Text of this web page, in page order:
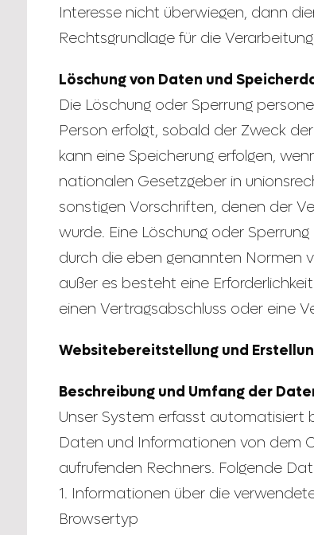
Interesse nicht überwiegen, dann
Rechtsgrundlage für die
Löschung von Daten und
Die Löschung oder Sperrung
Person erfolgt, sobald der Zweck
kann eine Speicherung erfolgen,
nationalen Gesetzgeber in
sonstigen Vorschriften, denen der
wurde. Eine Löschung oder
durch die eben genannten Normen
außer es besteht eine
einen Vertragsabschluss oder eine
Websitebereitstellung und
Beschreibung und Umfang der
Unser System erfasst automatisiert
Daten und Informationen von dem
aufrufenden Rechners. Folgende
1. Informationen über die
Browsertyp